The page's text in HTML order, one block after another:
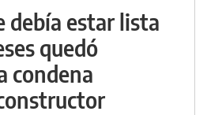
debía estar lista
quedó
condena